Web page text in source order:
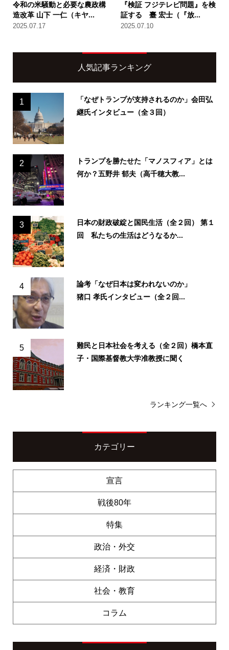
令和の米騒動と必要な農政構
造改革 山下 一仁（キヤ...
2025.07.17
『検証 フジテレビ問題』を検
証する 臺 宏士（『放...
2025.07.10
人気記事ランキング
1
「なぜトランプが支持されるのか」会田弘
継氏インタビュー（全３回）
2
トランプを勝たせた「マノスフィア」とは
何か？五野井 郁夫（高千穂大教...
3
日本の財政破綻と国民生活（全２回） 第１
回 私たちの生活はどうなるか...
4
論考「なぜ日本は変われないのか」
猪口 孝氏インタビュー（全２回...
5
難民と日本社会を考える（全２回）橋本直
子・国際基督教大学准教授に聞く
ランキング一覧へ
カテゴリー
宣言
戦後80年
特集
政治・外交
経済・財政
社会・教育
コラム